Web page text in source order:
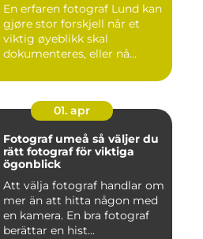
En erfaren fotograf Lund kan
gjøre stor forskjell når et
viktig øyeblikk skal
dokumenteres, eller nå...
01. apr
Fotograf umeå så väljer du
rätt fotograf för viktiga
ögonblick
Att välja fotograf handlar om
mer än att hitta någon med
en kamera. En bra fotograf
berättar en hist...